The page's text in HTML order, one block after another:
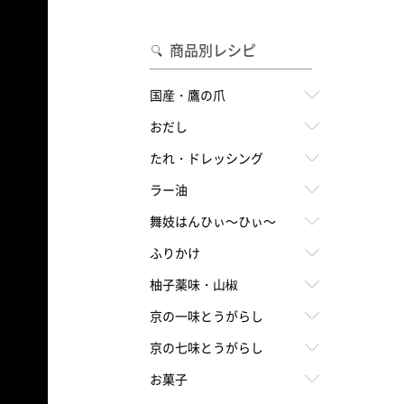
商品別レシピ
国産・鷹の爪
おだし
たれ・ドレッシング
ラー油
舞妓はんひぃ～ひぃ～
ふりかけ
柚子薬味・山椒
京の一味とうがらし
京の七味とうがらし
お菓子